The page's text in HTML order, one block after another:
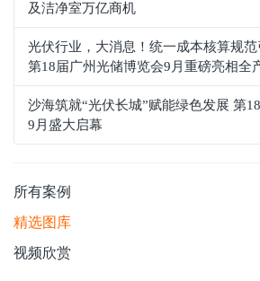
及洁净室万亿商机
光伏行业，大消息！统一成本核算规
第18届广州光储博览会9月重磅亮相全
沙海筑就“光伏长城”赋能绿色发展 第
9月盛大启幕
所有案例
精选图库
视频欣赏